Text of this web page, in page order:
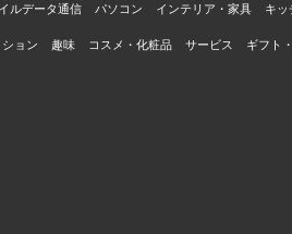
ルデータ通信 パソコン インテリア・家具 キッ
ョン 趣味 コスメ・化粧品 サービス ギフト